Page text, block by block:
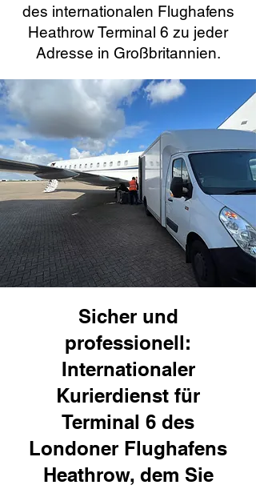
des internationalen Flughafens
Heathrow Terminal 6 zu jeder
Adresse in Großbritannien.
Sicher und
professionell:
Internationaler
Kurierdienst für
Terminal 6 des
Londoner Flughafens
Heathrow, dem Sie